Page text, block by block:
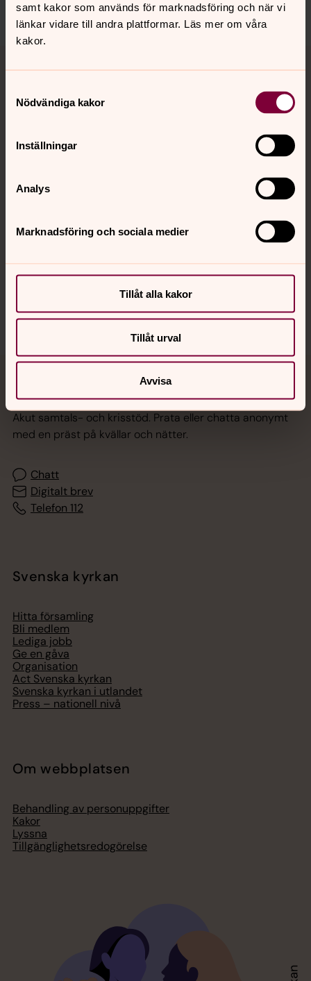
samt kakor som används för marknadsföring och när vi
länkar vidare till andra plattformar. Läs mer om våra
kakor.
Nödvändiga kakor
Inställningar
Analys
Marknadsföring och sociala medier
Tillåt alla kakor
Tillåt urval
Avvisa
Hitta snabbt
Sociala kanaler
Jourhavande präst
Akut samtals- och krisstöd. Prata eller chatta anonymt
med en präst på kvällar och nätter.
Chatt
Digitalt brev
Telefon 112
Svenska kyrkan
Hitta församling
Bli medlem
Lediga jobb
Ge en gåva
Organisation
Act Svenska kyrkan
Svenska kyrkan i utlandet
Press – nationell nivå
Om webbplatsen
Behandling av personuppgifter
Kakor
Lyssna
Tillgänglighetsredogörelse